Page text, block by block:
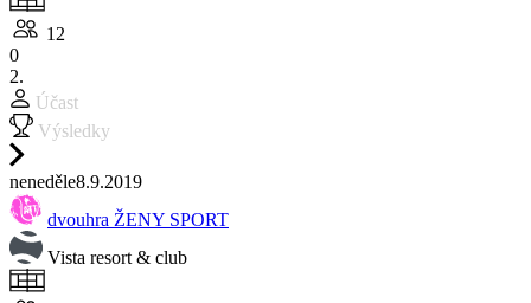
12
0
2.
Účast
Výsledky
neneděle8.9.2019
dvouhra ŽENY SPORT
Vista resort & club